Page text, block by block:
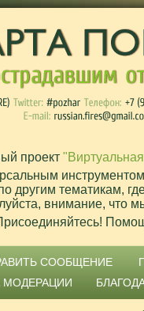
проект
другим тематикам,
внимание, что
СООБЩЕНИЕ
МОДЕРАЦИИ